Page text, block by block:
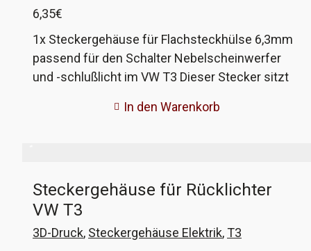
6,35€
1x Steckergehäuse für Flachsteckhülse 6,3mm
passend für den Schalter Nebelscheinwerfer
und -schlußlicht im VW T3 Dieser Stecker sitzt
Nebelscheinwerfern oder Nebelschlußlicht am
verkehrtes Aufstecken zu verhindern. Dafür ist
die eine Seite des Steckers an die Kontur des
Schalters angepasst und das Plus-Zeichen im
In den Warenkorb
Steckergehäuse für Rücklichter
VW T3
3D-Druck, Steckergehäuse Elektrik,T3